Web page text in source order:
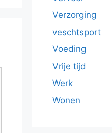
Verzorging
veschtsport
Voeding
Vrije tijd
Werk
Wonen